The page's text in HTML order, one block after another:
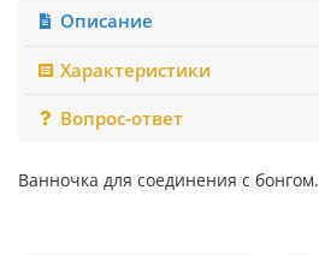
Описание
Характеристики
Вопрос-ответ
Ванночка для соединения с бонгом.